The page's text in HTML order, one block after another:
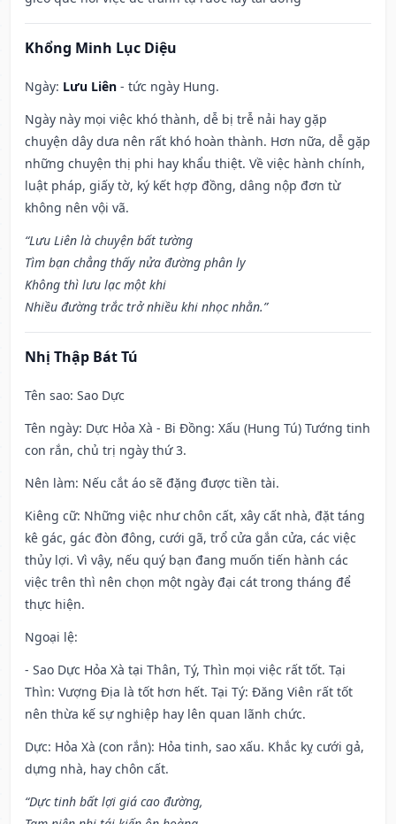
Khổng Minh Lục Diệu
Ngày: Lưu Liên - tức ngày Hung.
Ngày này mọi việc khó thành, dễ bị trễ nải hay gặp
chuyện dây dưa nên rất khó hoàn thành. Hơn nữa, dễ gặp
những chuyện thị phi hay khẩu thiệt. Về việc hành chính,
luật pháp, giấy tờ, ký kết hợp đồng, dâng nộp đơn từ
không nên vội vã.
“Lưu Liên là chuyện bất tường
Tìm bạn chẳng thấy nửa đường phân ly
Không thì lưu lạc một khi
Nhiều đường trắc trở nhiều khi nhọc nhằn.”
Nhị Thập Bát Tú
Tên sao: Sao Dực
Tên ngày: Dực Hỏa Xà - Bi Đồng: Xấu (Hung Tú) Tướng tinh
con rắn, chủ trị ngày thứ 3.
Nên làm: Nếu cắt áo sẽ đặng được tiền tài.
Kiêng cữ: Những việc như chôn cất, xây cất nhà, đặt táng
kê gác, gác đòn đông, cưới gã, trổ cửa gắn cửa, các việc
thủy lợi. Vì vậy, nếu quý bạn đang muốn tiến hành các
việc trên thì nên chọn một ngày đại cát trong tháng để
thực hiện.
Ngoại lệ:
- Sao Dực Hỏa Xà tại Thân, Tý, Thìn mọi việc rất tốt. Tại
Thìn: Vượng Địa là tốt hơn hết. Tại Tý: Đăng Viên rất tốt
nên thừa kế sự nghiệp hay lên quan lãnh chức.
Dực: Hỏa Xà (con rắn): Hỏa tinh, sao xấu. Khắc kỵ cưới gả,
dựng nhà, hay chôn cất.
“Dực tinh bất lợi giá cao đường,